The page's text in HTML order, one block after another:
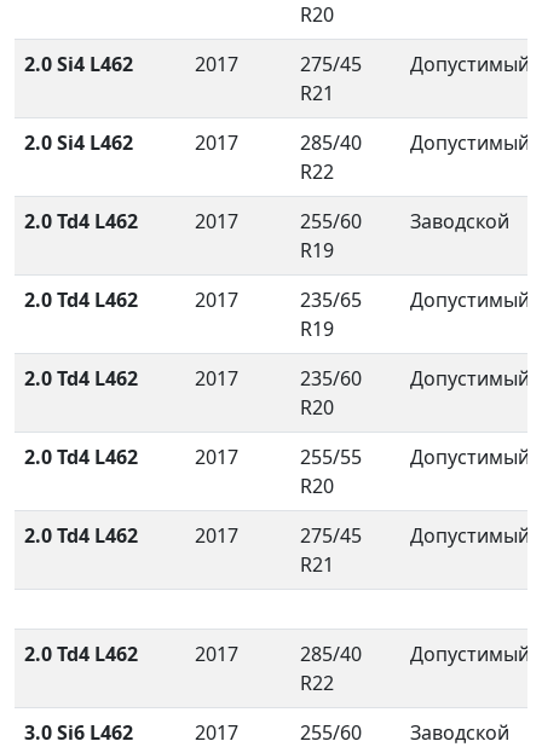
R20
2.0 Si4 L462 2017
275/45
R21
Допустимый
2.0 Si4 L462 2017
285/40
R22
Допустимый
2.0 Td4 L462 2017
255/60
R19
Заводской
2.0 Td4 L462 2017
235/65
R19
Допустимый
2.0 Td4 L462 2017
235/60
R20
Допустимый
2.0 Td4 L462 2017
255/55
R20
Допустимый
2.0 Td4 L462 2017
275/45
R21
Допустимый
2.0 Td4 L462 2017
285/40
R22
Допустимый
3.0 Si6 L462 2017
255/60
Заводской